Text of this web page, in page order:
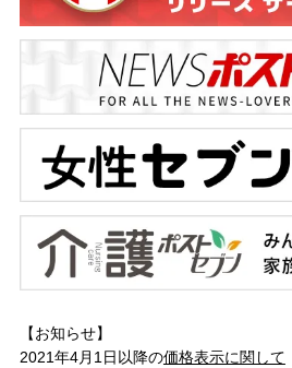
【お知らせ】
2021年4月1日以降の価格表示に関して